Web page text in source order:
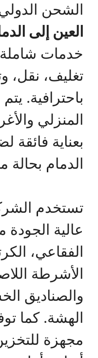
الشحن
العين إلى
خدمات
تغليف، نقل،
باحترافية.
المنزلي
بعناية فائقة
الدمام بحالة
تستخدم
عالية الجودة
الفقاعي،
الأشرطة
والصناديق
الهشة. كما
مجهزة